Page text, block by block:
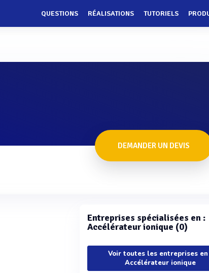
QUESTIONS RÉALISATIONS TUTORIELS
DEMANDER UN DEVIS
Entreprises spécialisées en :
Accélérateur ionique (0)
Voir toutes les entreprises en
Accélérateur ionique